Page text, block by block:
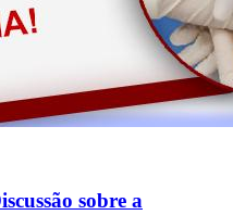
sobre a